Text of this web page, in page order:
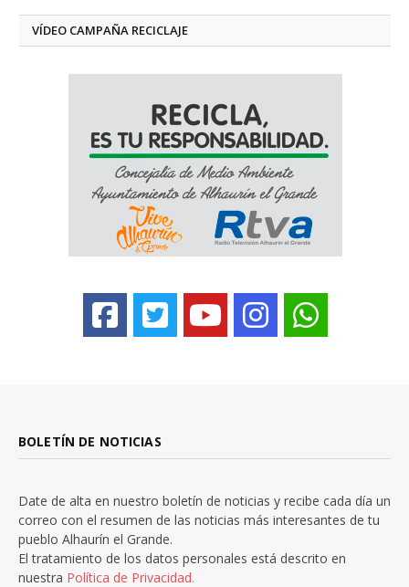
VÍDEO CAMPAÑA RECICLAJE
BOLETÍN DE NOTICIAS
Date de alta en nuestro boletín de noticias y recibe cada día un
correo con el resumen de las noticias más interesantes de tu
pueblo Alhaurín el Grande.
El tratamiento de los datos personales está descrito en
nuestra Política de Privacidad.